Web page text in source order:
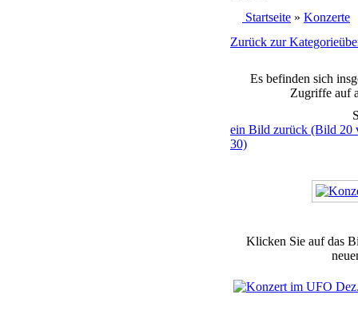
Startseite » Konzerte
Zurück zur
Es befinden sich
Zugriffe auf
ein Bild zurück (Bild 20
30)
Klicken Sie auf das